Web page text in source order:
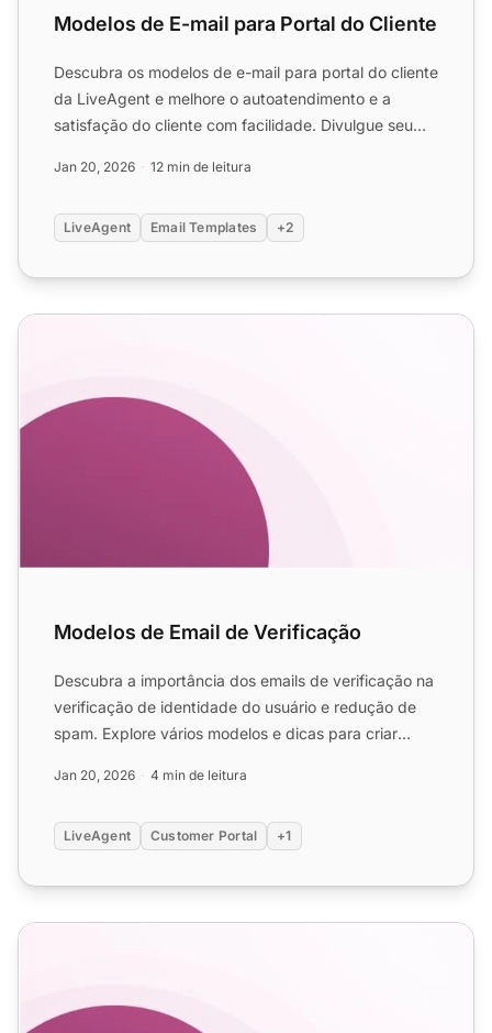
Modelos de E-mail para Portal do Cliente
Descubra os modelos de e-mail para portal do cliente
da LiveAgent e melhore o autoatendimento e a
satisfação do cliente com facilidade. Divulgue seu
Jan 20, 2026 12 min de leitura
LiveAgent Email Templates +2
Modelos de Email de Verificação
Modelos de Email de Verificação
Descubra a importância dos emails de verificação na
verificação de identidade do usuário e redução de
spam. Explore vários modelos e dicas para criar
Jan 20, 2026 4 min de leitura
LiveAgent Customer Portal +1
Modelos de E-mail de Confirmação